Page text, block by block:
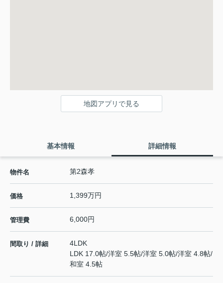
地図アプリで見る
基本情報 詳細情報
物件名 第2森孝
価格 1,399万円
管理費 6,000円
間取り / 詳細
4LDK
LDK 17.0帖/洋室 5.5帖/洋室 5.0帖/洋室 4.8帖/
和室 4.5帖